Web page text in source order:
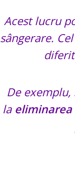
Acest lucru
sângerare.
De
la